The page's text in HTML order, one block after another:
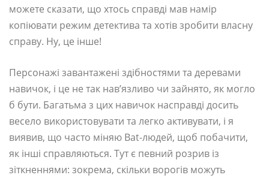
можете сказати, що хтось справді мав намір
копіювати режим детектива та хотів зробити власну
справу. Ну, це інше!
Персонажі завантажені здібностями та деревами
навичок, і це не так нав’язливо чи зайнято, як могло
б бути. Багатьма з цих навичок насправді досить
весело використовувати та легко активувати, і я
виявив, що часто міняю Bat-людей, щоб побачити,
як інші справляються. Тут є певний розрив із
зіткненнями: зокрема, скільки ворогів можуть